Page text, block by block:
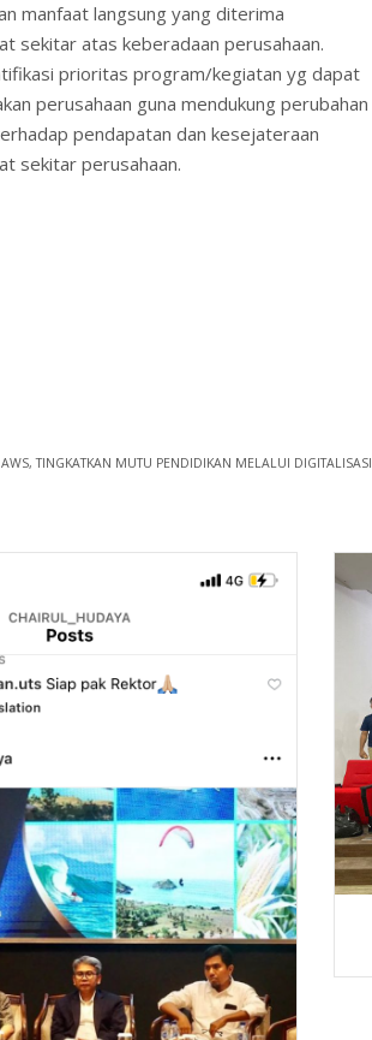
manfaat langsung yang diterima
sekitar atas keberadaan perusahaan.
prioritas program/kegiatan yg dapat
perusahaan guna mendukung perubahan
pendapatan dan kesejateraan
sekitar perusahaan.
TINGKATKAN MUTU PENDIDIKAN MELALUI DIGITALISASI